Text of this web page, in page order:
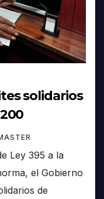
solidarios
Ley 395 a la
el Gobierno
de